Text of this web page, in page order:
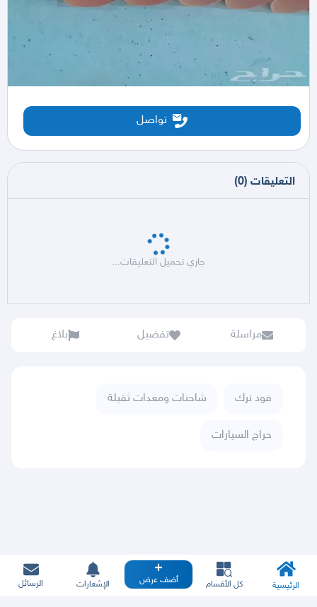
تواصل
التعليقات (
0
)
جاري تحميل التعليقات...
مراسلة تفضيل بلاغ
فود ترك شاحنات ومعدات ثقيلة
حراج السيارات
الرئيسية كل الأقسام أضف عرض الإشعارات الرسائل